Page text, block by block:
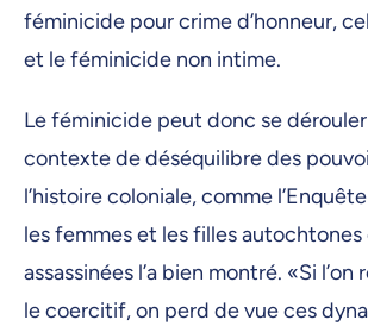
féminicide pour crime d’honneur,
et le féminicide non intime.
Le féminicide peut donc se
contexte de déséquilibre des
l’histoire coloniale, comme
les femmes et les filles autochtones
assassinées l’a bien montré. «Si
le coercitif, on perd de vue ces